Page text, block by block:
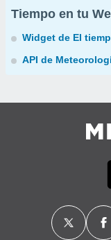
Tiempo en tu
Widget de El
API de